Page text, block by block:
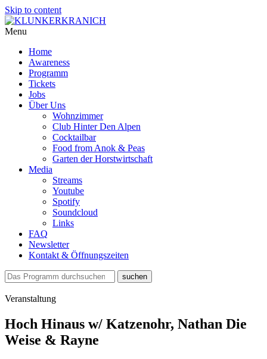
Skip to content
Menu
Home
Awareness
Programm
Tickets
Jobs
Über Uns
Wohnzimmer
Club Hinter Den Alpen
Cocktailbar
Food from Anok & Peas
Garten der Horstwirtschaft
Media
Streams
Youtube
Spotify
Soundcloud
Links
FAQ
Newsletter
Kontakt & Öffnungszeiten
suchen
Veranstaltung
Hoch Hinaus w/ Katzenohr, Nathan Die
Weise & Rayne